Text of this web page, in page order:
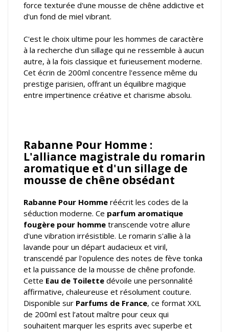
force texturée d'une mousse de chêne addictive et
d'un fond de miel vibrant.
C'est le choix ultime pour les hommes de caractère
à la recherche d'un sillage qui ne ressemble à aucun
autre, à la fois classique et furieusement moderne.
Cet écrin de 200ml concentre l'essence même du
prestige parisien, offrant un équilibre magique
entre impertinence créative et charisme absolu.
Rabanne Pour Homme :
L'alliance magistrale du romarin
aromatique et d'un sillage de
mousse de chêne obsédant
Rabanne Pour Homme réécrit les codes de la
séduction moderne. Ce parfum aromatique
fougère pour homme transcende votre allure
d'une vibration irrésistible. Le romarin s'allie à la
lavande pour un départ audacieux et viril,
transcendé par l'opulence des notes de fève tonka
et la puissance de la mousse de chêne profonde.
Cette Eau de Toilette dévoile une personnalité
affirmative, chaleureuse et résolument couture.
Disponible sur Parfums de France, ce format XXL
de 200ml est l’atout maître pour ceux qui
souhaitent marquer les esprits avec superbe et